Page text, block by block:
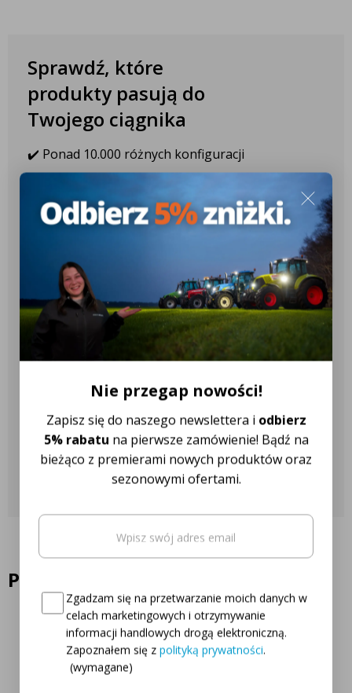
Głębokość instalacji: 10,8 mm
Sprawdź, które
produkty pasują do
Twojego ciągnika
✔️ Ponad 10.000 różnych konfiguracji
ciągników
ciągników
Nasza obsługa klienta jest do
Twojej dyspozycji!
Najczęściej zadawane pytania
Skontaktuj się z nami
Podobne produkty
Nie przegap nowości!
Zapisz się do naszego newslettera i odbierz
5% rabatu na pierwsze zamówienie! Bądź na
bieżąco z premierami nowych produktów oraz
sezonowymi ofertami.
Email
Consent (wymagane)
Zgadzam się na przetwarzanie moich danych w
celach marketingowych i otrzymywanie
informacji handlowych drogą elektroniczną.
Zapoznałem się z polityką prywatności.
(wymagane)
Oto Twój kod zniżkowy na